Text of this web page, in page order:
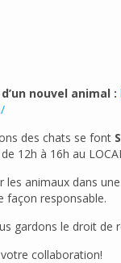
nouvel animal :
des chats se font
12h à 16h au
animaux dans
façon responsable.
gardons le droit de
collaboration!